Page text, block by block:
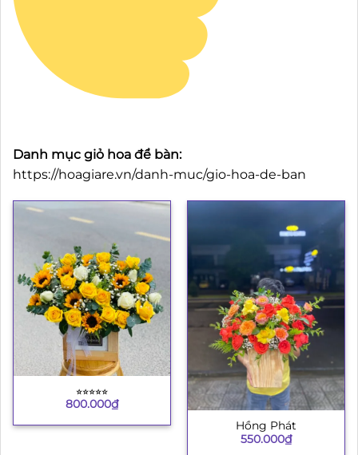
Danh mục giỏ hoa để bàn:
https://hoagiare.vn/danh-muc/gio-hoa-de-ban
⭐︎⭐︎⭐︎⭐︎⭐︎
800.000₫
Hồng Phát
550.000₫